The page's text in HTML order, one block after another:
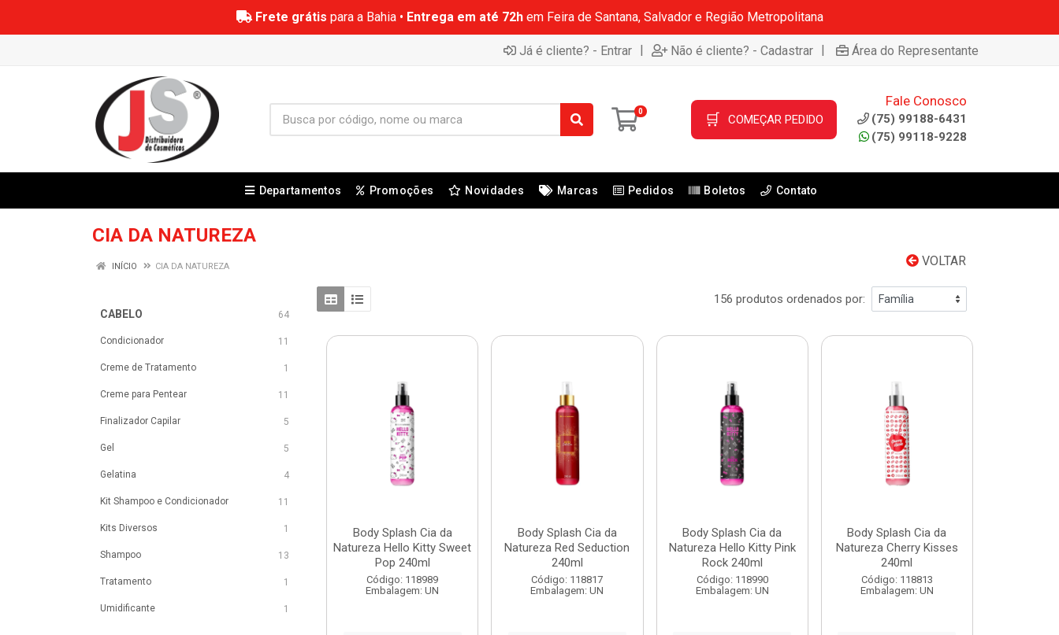
Frete grátis para a Bahia • Entrega em até 72hem Feira de Santana, Salvador e Região Metropolitana
Já é cliente? - Entrar | Não é cliente? - Cadastrar | Área do Representante
0 🛒 COMEÇAR PEDIDO
Fale Conosco
(75) 99188-6431
(75) 99118-9228
Departamentos Promoções Novidades Marcas Pedidos Boletos Contato
CIA DA NATUREZA
VOLTAR
INÍCIO CIA DA NATUREZA
CABELO 64
Condicionador 11
Creme de Tratamento 1
Creme para Pentear 11
Finalizador Capilar 5
Gel 5
Gelatina 4
Kit Shampoo e Condicionador 11
Kits Diversos 1
Shampoo 13
Tratamento 1
Umidificante 1
156 produtos ordenados por:
Body Splash Cia da
Natureza Hello Kitty Sweet
Pop 240ml
Código: 118989
Embalagem: UN
Body Splash Cia da
Natureza Red Seduction
240ml
Código: 118817
Embalagem: UN
Body Splash Cia da
Natureza Hello Kitty Pink
Rock 240ml
Código: 118990
Embalagem: UN
Body Splash Cia da
Natureza Cherry Kisses
240ml
Código: 118813
Embalagem: UN